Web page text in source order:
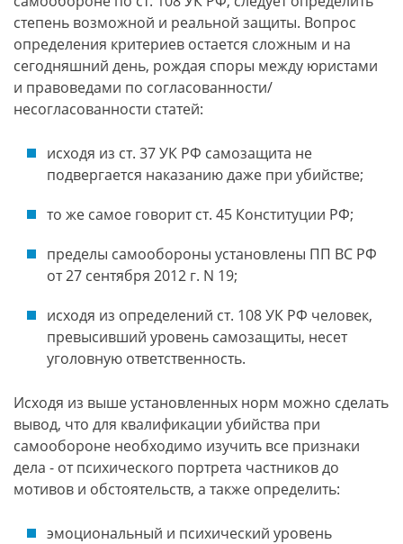
степень возможной и реальной защиты. Вопрос
определения критериев остается сложным и на
сегодняшний день, рождая споры между юристами
и правоведами по согласованности/
несогласованности статей:
исходя из ст. 37 УК РФ самозащита не
подвергается наказанию даже при убийстве;
то же самое говорит ст. 45 Конституции РФ;
пределы самообороны установлены ПП ВС РФ
от 27 сентября 2012 г. N 19;
исходя из определений ст. 108 УК РФ человек,
превысивший уровень самозащиты, несет
уголовную ответственность.
Исходя из выше установленных норм можно сделать
вывод, что для квалификации убийства при
самообороне необходимо изучить все признаки
дела - от психического портрета частников до
мотивов и обстоятельств, а также определить:
эмоциональный и психический уровень